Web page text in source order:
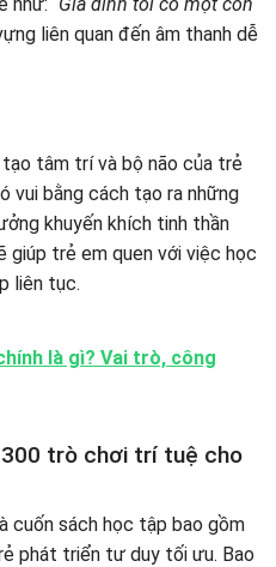
liên quan đến âm thanh dễ
tâm trí và bộ não của trẻ
vui bằng cách tạo ra những
khuyến khích tinh thần
trẻ em quen với việc học
liên tục.
là gì? Vai trò, công
trò chơi trí tuệ cho
cuốn sách học tập bao gồm
phát triển tư duy tối ưu. Bao